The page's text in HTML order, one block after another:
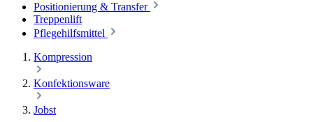
Positionierung & Transfer
Treppenlift
Pflegehilfsmittel
Kompression
Konfektionsware
Jobst